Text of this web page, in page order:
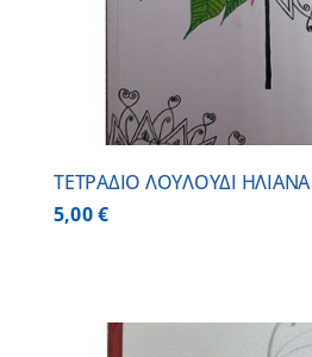
ΤΕΤΡΑΔΙΟ ΛΟΥΛΟΥΔΙ ΗΛΙΑΝΑ
5,00€